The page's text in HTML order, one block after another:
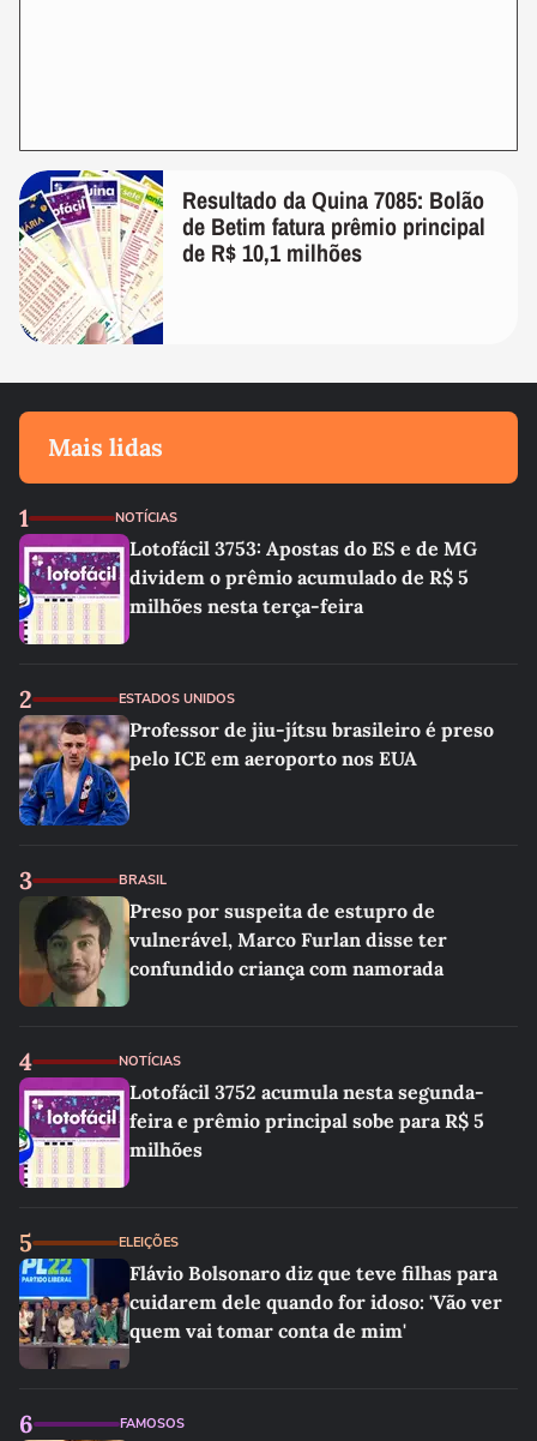
Resultado da Quina 7085: Bolão
de Betim fatura prêmio principal
de R$ 10,1 milhões
Mais lidas
1 NOTÍCIAS
Lotofácil 3753: Apostas do ES e de MG
dividem o prêmio acumulado de R$ 5
milhões nesta terça-feira
2 ESTADOS UNIDOS
Professor de jiu-jítsu brasileiro é preso
pelo ICE em aeroporto nos EUA
3 BRASIL
Preso por suspeita de estupro de
vulnerável, Marco Furlan disse ter
confundido criança com namorada
4 NOTÍCIAS
Lotofácil 3752 acumula nesta segunda-
feira e prêmio principal sobe para R$ 5
milhões
5 ELEIÇÕES
Flávio Bolsonaro diz que teve filhas para
cuidarem dele quando for idoso: 'Vão ver
quem vai tomar conta de mim'
6 FAMOSOS